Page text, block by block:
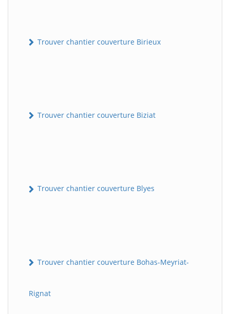
Trouver chantier couverture Birieux
Trouver chantier couverture Biziat
Trouver chantier couverture Blyes
Trouver chantier couverture Bohas-Meyriat-
Rignat